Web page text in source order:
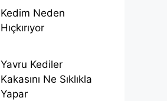
Kedim Neden
Hıçkırıyor
Yavru Kediler
Kakasını Ne Sıklıkla
Yapar